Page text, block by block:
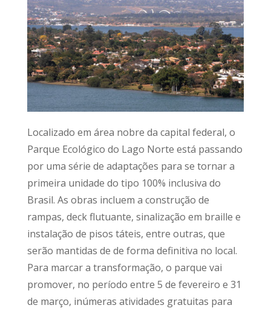
Localizado em área nobre da capital federal, o
Parque Ecológico do Lago Norte está passando
por uma série de adaptações para se tornar a
primeira unidade do tipo 100% inclusiva do
Brasil. As obras incluem a construção de
rampas, deck flutuante, sinalização em braille e
instalação de pisos táteis, entre outras, que
serão mantidas de de forma definitiva no local.
Para marcar a transformação, o parque vai
promover, no período entre 5 de fevereiro e 31
de março, inúmeras atividades gratuitas para